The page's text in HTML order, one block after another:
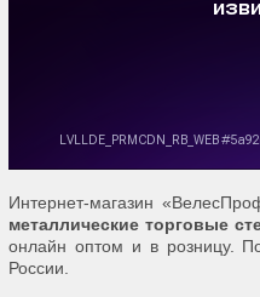
Интернет-магазин
металлические торговые
онлайн оптом и в розницу.
России.